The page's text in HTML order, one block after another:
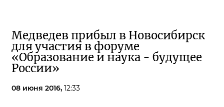
Медведев прибыл в Новосибирск
для участия в форуме
«Образование и наука - будущее
России»
08 июня 2016, 12:33